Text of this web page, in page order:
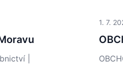
|
1. 7.